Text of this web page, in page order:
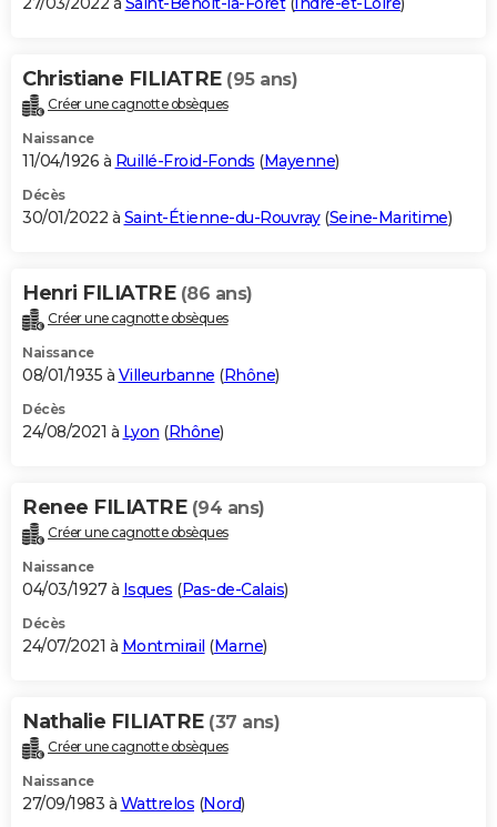
Christiane FILIATRE (95 ans)
Créer une cagnotte obsèques
Naissance
11/04/1926 à Ruillé-Froid-Fonds (Mayenne)
Décès
30/01/2022 à Saint-Étienne-du-Rouvray(Seine-Maritime)
Henri FILIATRE (86 ans)
Créer une cagnotte obsèques
Naissance
08/01/1935 à Villeurbanne (Rhône)
Décès
24/08/2021 à Lyon (Rhône)
Renee FILIATRE (94 ans)
Créer une cagnotte obsèques
Naissance
04/03/1927 à Isques (Pas-de-Calais)
Décès
24/07/2021 à Montmirail (Marne)
Nathalie FILIATRE (37 ans)
Créer une cagnotte obsèques
Naissance
27/09/1983 à Wattrelos (Nord)